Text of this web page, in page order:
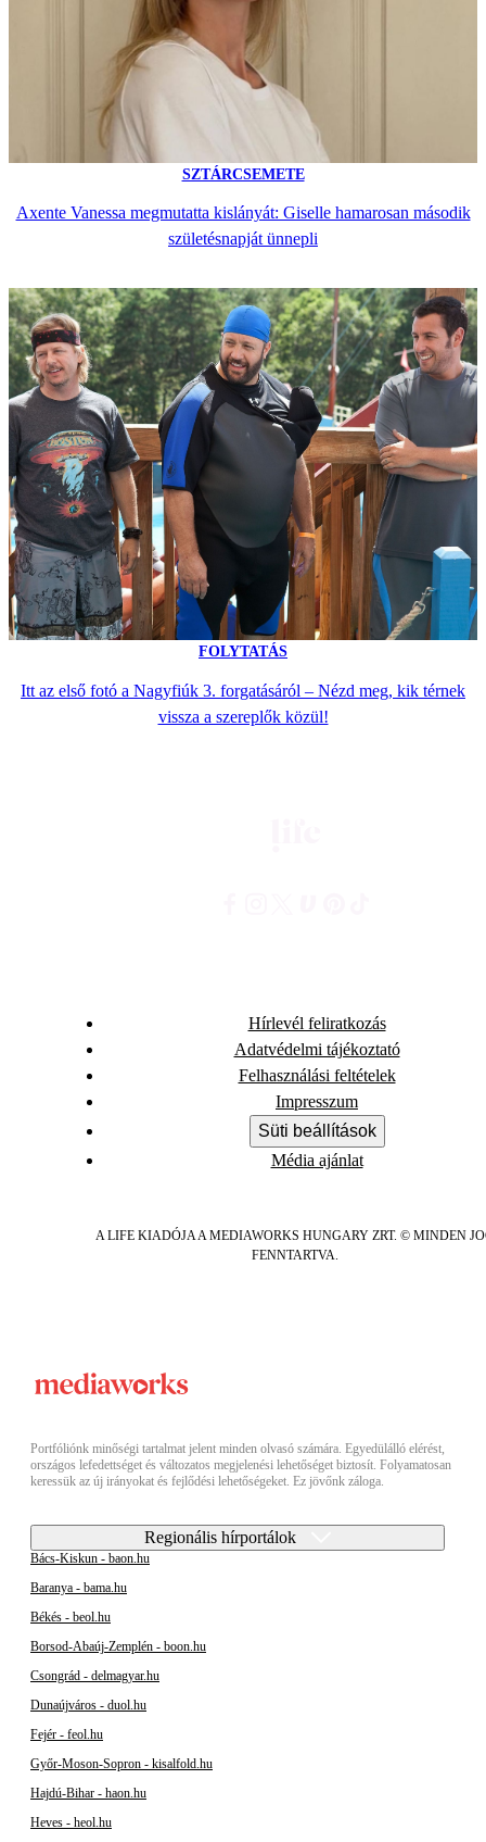
SZTÁRCSEMETE
Axente Vanessa megmutatta kislányát: Giselle hamarosan második
születésnapját ünnepli
FOLYTATÁS
Itt az első fotó a Nagyfiúk 3. forgatásáról – Nézd meg, kik térnek
vissza a szereplők közül!
Hírlevél feliratkozás
Adatvédelmi tájékoztató
Felhasználási feltételek
Impresszum
Süti beállítások
Média ajánlat
A LIFE KIADÓJA A MEDIAWORKS HUNGARY ZRT. © MINDEN
FENNTARTVA.
Portfóliónk minőségi tartalmat jelent minden olvasó számára. Egyedülálló elérést,
országos lefedettséget és változatos megjelenési lehetőséget biztosít. Folyamatosan
keressük az új irányokat és fejlődési lehetőségeket. Ez jövőnk záloga.
Regionális hírportálok
Bács-Kiskun - baon.hu
Baranya - bama.hu
Békés - beol.hu
Borsod-Abaúj-Zemplén - boon.hu
Csongrád - delmagyar.hu
Dunaújváros - duol.hu
Fejér - feol.hu
Győr-Moson-Sopron - kisalfold.hu
Hajdú-Bihar - haon.hu
Heves - heol.hu